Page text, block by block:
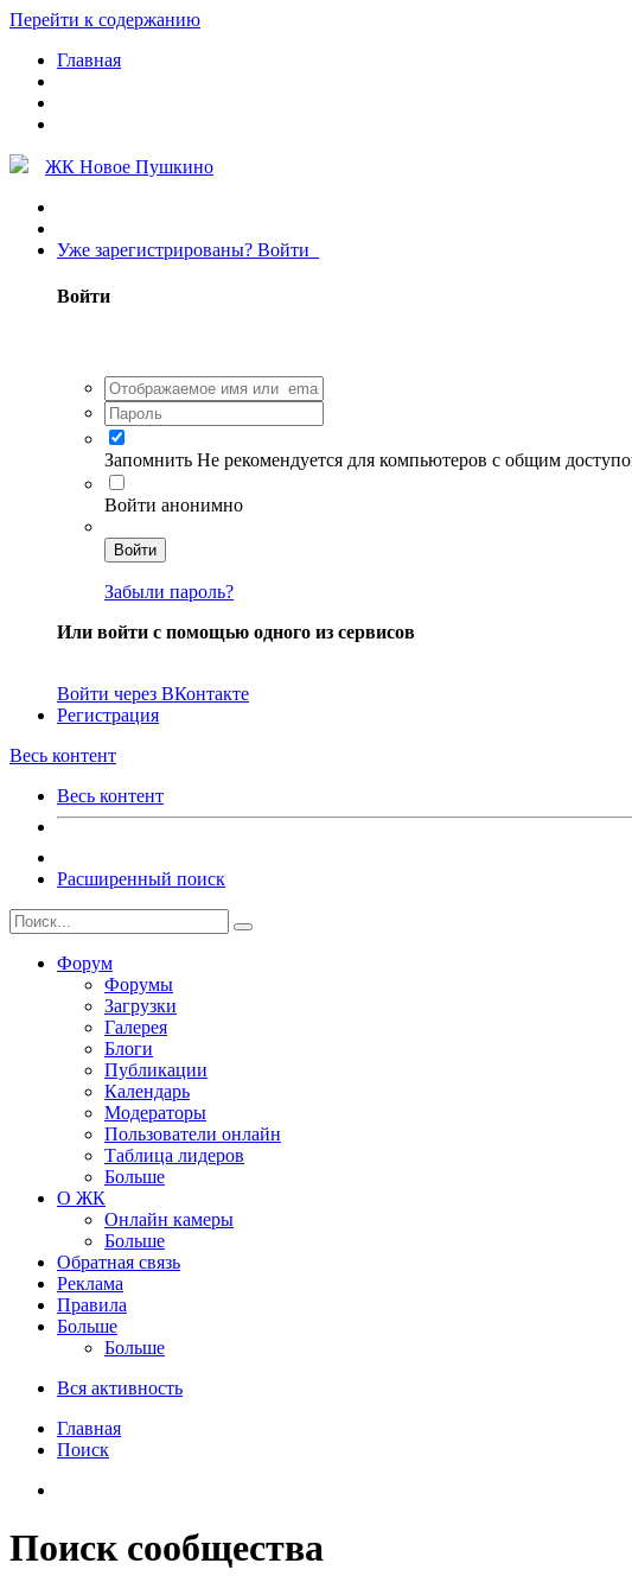
Перейти к содержанию
Главная
ЖК Новое Пушкино
Уже зарегистрированы? Войти
Войти
Запомнить Не рекомендуется для компьютеров с общим
Войти анонимно
Войти
Забыли пароль?
Или войти с помощью одного из сервисов
Войти через ВКонтакте
Регистрация
Весь контент
Весь контент
Расширенный поиск
Форум
Форумы
Загрузки
Галерея
Блоги
Публикации
Календарь
Модераторы
Пользователи онлайн
Таблица лидеров
Больше
О ЖК
Онлайн камеры
Больше
Обратная связь
Реклама
Правила
Больше
Больше
Вся активность
Главная
Поиск
Поиск сообщества